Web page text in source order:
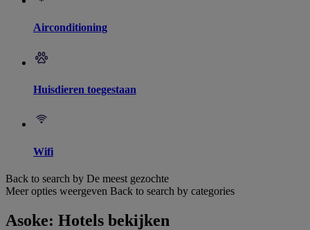
Airconditioning
Huisdieren toegestaan
Wifi
Back to search by De meest gezochte
Meer opties weergeven Back to search by categories
Asoke: Hotels bekijken